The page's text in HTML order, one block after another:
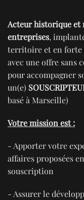
Acteur historique et
entreprises,
territoire et en forte
avec une offre sans
pour accompagner
un(e)
basé à Marseille)
Votre mission est :
- Apporter votre
affaires proposées
souscription
- Assurer le